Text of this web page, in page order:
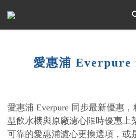
愛惠浦 Everpure
愛惠浦 Everpure 同步最新優惠
型飲水機與原廠濾心限時優惠上
可靠的愛惠浦濾心更換選項，或